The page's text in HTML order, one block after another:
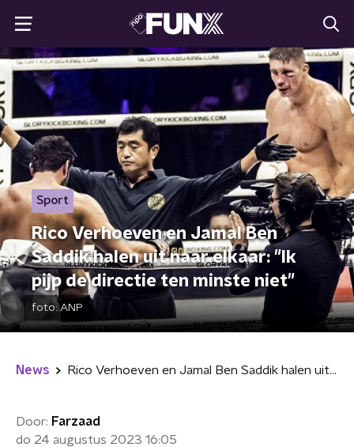
Sport
Rico Verhoeven en Jamal Ben
Saddik halen uit naar elkaar: "Ik
pijp de directie ten minste niet"
foto:ANP
News Rico Verhoeven en Jamal Ben Saddik halen uit naar elkaar: "Ik pijp de directie ten minste niet"
Door: Farzaad
do 24 augustus 2023 16:05